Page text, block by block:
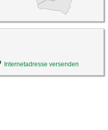
Internetadresse versenden